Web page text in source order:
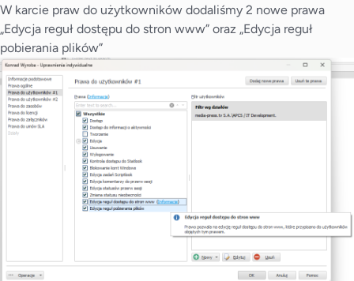
W karcie praw do użytkowników dodaliśmy 2 nowe prawa
„Edycja reguł dostępu do stron www” oraz „Edycja reguł
pobierania plików”